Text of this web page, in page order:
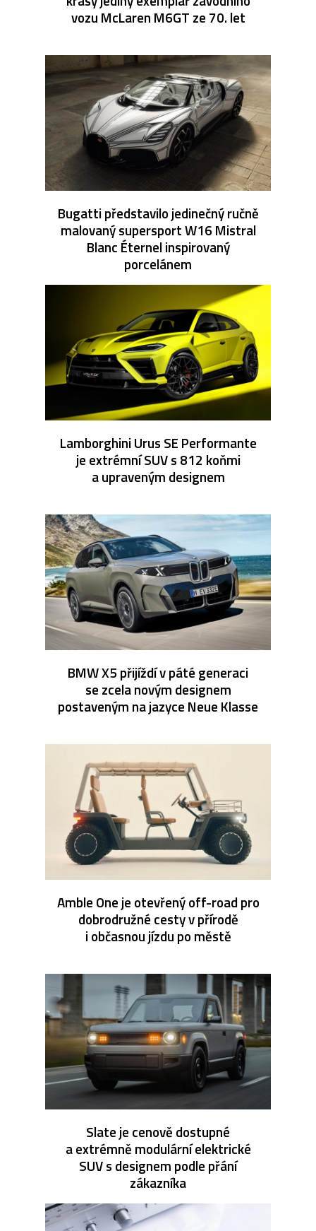
vozu McLaren M6GT ze 70. let
Bugatti představilo jedinečný ručně
malovaný supersport W16 Mistral
Blanc Éternel inspirovaný
porcelánem
Lamborghini Urus SE Performante
je extrémní SUV s 812 koňmi
a upraveným designem
BMW X5 přijíždí v páté generaci
se zcela novým designem
postaveným na jazyce Neue Klasse
Amble One je otevřený off-road pro
dobrodružné cesty v přírodě
i občasnou jízdu po městě
Slate je cenově dostupné
a extrémně modulární elektrické
SUV s designem podle přání
zákazníka